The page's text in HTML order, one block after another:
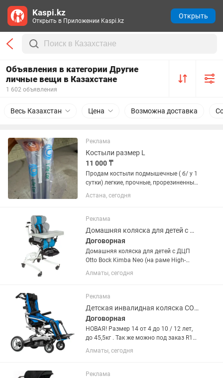
Объявления в категории Другие
личные вещи в Казахстане
1 602 объявления
Весь Казахстан Цена Возможна доставка
Реклама
Костыли размер L
11 000 ₸
Продам костыли подмышечные ( б/ у 1
сутки) легкие, прочные, прорезиненные
накладки . Брали в аптеке. Хороший
размер L - вес до 120 кг на рост от 170-
Астана, сегодня
Реклама
Домашняя коляска для детей с ДЦП Kimba Neo (на раме High-Low)
Договорная
Домашняя коляска для детей с ДЦП
Otto Bock Kimba Neo (на раме High-
Low), обеспечивает оптимальный
уровень поддержки тела в
принять оптимальную позу,
способствующее...
Алматы, сегодня
Реклама
Детская инвалидная коляска CONVAID RODEO КОНВЭЙД РОДЕО USA🇺🇸
Договорная
НОВАЯ! Размер 14 от 4 до 10 / 12 лет,
до 45,5кг . Так же можно под заказ R12,
R14, R16 Кресло-коляска CONVAID
RODEO КОНВЭЙД РОДЕО - Коляска
механизмом складывания...
Алматы, сегодня
Реклама
Kaspi.kz
Открыть в Приложении Kaspi.kz
Открыть